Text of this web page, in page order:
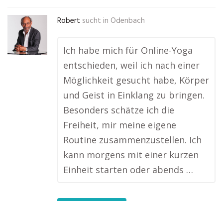
Robert sucht in Odenbach
Ich habe mich für Online-Yoga
entschieden, weil ich nach einer
Möglichkeit gesucht habe, Körper
und Geist in Einklang zu bringen.
Besonders schätze ich die
Freiheit, mir meine eigene
Routine zusammenzustellen. Ich
kann morgens mit einer kurzen
Einheit starten oder abends …